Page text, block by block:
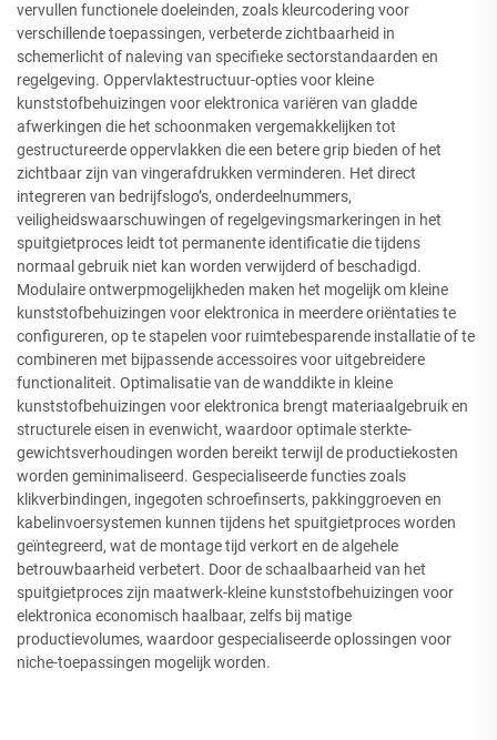
vervullen functionele doeleinden, zoals kleurcodering voor
verschillende toepassingen, verbeterde zichtbaarheid in
schemerlicht of naleving van specifieke sectorstandaarden en
regelgeving. Oppervlaktestructuur-opties voor kleine
kunststofbehuizingen voor elektronica variëren van gladde
afwerkingen die het schoonmaken vergemakkelijken tot
gestructureerde oppervlakken die een betere grip bieden of het
zichtbaar zijn van vingerafdrukken verminderen. Het direct
integreren van bedrijfslogo’s, onderdeelnummers,
veiligheidswaarschuwingen of regelgevingsmarkeringen in het
spuitgietproces leidt tot permanente identificatie die tijdens
normaal gebruik niet kan worden verwijderd of beschadigd.
Modulaire ontwerpmogelijkheden maken het mogelijk om kleine
kunststofbehuizingen voor elektronica in meerdere oriëntaties te
configureren, op te stapelen voor ruimtebesparende installatie of te
combineren met bijpassende accessoires voor uitgebreidere
functionaliteit. Optimalisatie van de wanddikte in kleine
kunststofbehuizingen voor elektronica brengt materiaalgebruik en
structurele eisen in evenwicht, waardoor optimale sterkte-
gewichtsverhoudingen worden bereikt terwijl de productiekosten
worden geminimaliseerd. Gespecialiseerde functies zoals
klikverbindingen, ingegoten schroefinserts, pakkinggroeven en
kabelinvoersystemen kunnen tijdens het spuitgietproces worden
geïntegreerd, wat de montage tijd verkort en de algehele
betrouwbaarheid verbetert. Door de schaalbaarheid van het
spuitgietproces zijn maatwerk-kleine kunststofbehuizingen voor
elektronica economisch haalbaar, zelfs bij matige
productievolumes, waardoor gespecialiseerde oplossingen voor
niche-toepassingen mogelijk worden.